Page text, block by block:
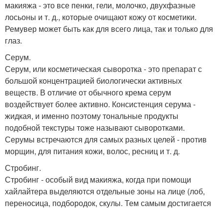
макияжа - это все пенки, гели, молочко, двухфазные
лосьоны и т. д., которые очищают кожу от косметики.
Ремувер может быть как для всего лица, так и только для
глаз.
Серум.
Серум, или косметическая сыворотка - это препарат с
большой концентрацией биологически активных
веществ. В отличие от обычного крема серум
воздействует более активно. Консистенция серума -
жидкая, и именно поэтому тональные продукты
подобной текстуры тоже называют сыворотками.
Серумы встречаются для самых разных целей - против
морщин, для питания кожи, волос, ресниц и т. д.
Стробинг.
Стробинг - особый вид макияжа, когда при помощи
хайлайтера выделяются отдельные зоны на лице (лоб,
переносица, подбородок, скулы. Тем самым достигается